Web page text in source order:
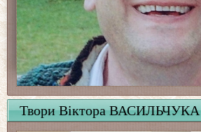
Твори Віктора ВАСИЛЬЧУКА